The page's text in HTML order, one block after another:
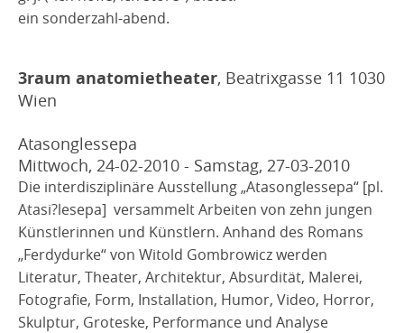
ein sonderzahl-abend.
3raum anatomietheater, Beatrixgasse 11 1030
Wien
Atasonglessepa
Mittwoch, 24-02-2010 - Samstag, 27-03-2010
Die interdisziplinäre Ausstellung „Atasonglessepa“ [pl.
Atasi?lesepa] versammelt Arbeiten von zehn jungen
Künstlerinnen und Künstlern. Anhand des Romans
„Ferdydurke“ von Witold Gombrowicz werden
Literatur, Theater, Architektur, Absurdität, Malerei,
Fotografie, Form, Installation, Humor, Video, Horror,
Skulptur, Groteske, Performance und Analyse